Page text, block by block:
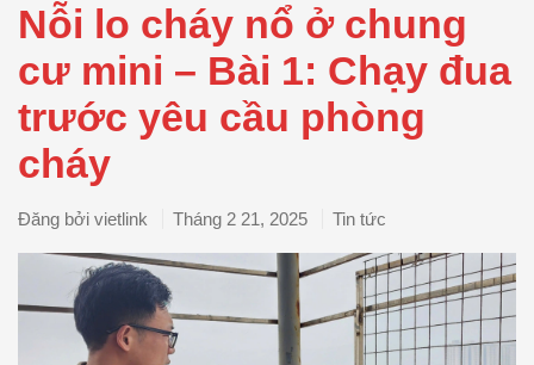
Nỗi lo cháy nổ ở chung
cư mini – Bài 1: Chạy đua
trước yêu cầu phòng
cháy
Đăng bởi vietlink Tháng 2 21, 2025 Tin tức